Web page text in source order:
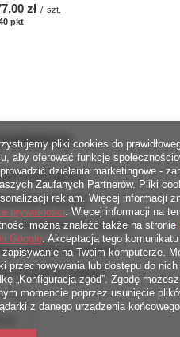
zł / szt.
pkt
zamówienia
przesyłki
zareklamować produkt
odstąpić od umowy
wymienić produkt
pliki cookies do
aby oferować funkcje
działania marketingowe -
Zaufanych Partnerów. Pliki
reklam. Więcej informacji
prywatności. Więcej informacji na
można znaleźć także na stronie
Google. Akceptacja tego
zapisywanie na Twoim komputerze.
przechowywania lub dostępu do
„Konfiguracja zgód”. Zgodę
momencie poprzez usunięcie
z danego urządzenia